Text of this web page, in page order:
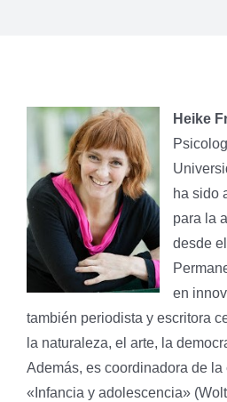
Heike
ha sido
para la
desde
en
también periodista y escritora
la naturaleza, el arte, la
Además, es coordinadora de la
«Infancia y adolescencia»